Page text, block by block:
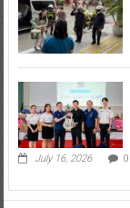
July 16, 2026 0